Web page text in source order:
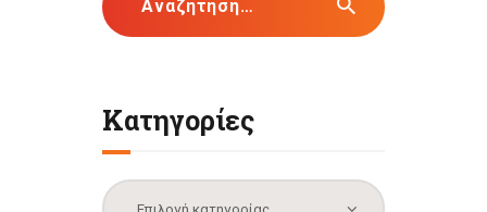
για:
Κατηγορίες
Κατηγορίες